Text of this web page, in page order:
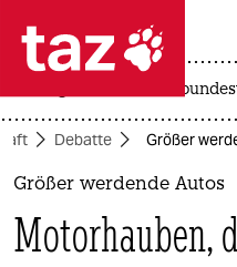
 taz
taz zahl
politik
Debatte Größer
Größer werdende Autos
Motorhauben,